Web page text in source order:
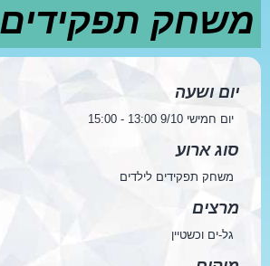
משחק תפקידים
יום ושעה
יום חמישי 9/10 13:00 - 15:00
סוג ארוע
משחק תפקידים לילדים
מרצים
גל-ים וכשטיין